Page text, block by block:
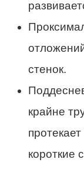
стенок.
крайне
короткие